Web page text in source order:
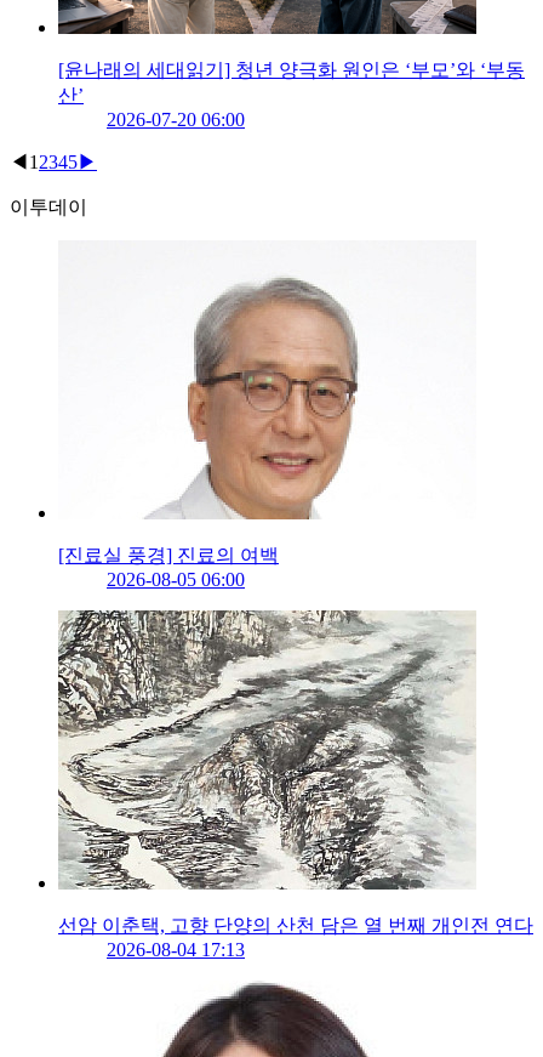
[윤나래의 세대읽기] 청년 양극화 원인은 ‘부모’와 ‘부동
산’
2026-07-20 06:00
◀ 1 2345▶
이투데이
[진료실 풍경] 진료의 여백
2026-08-05 06:00
선암 이춘택, 고향 단양의 산천 담은 열 번째 개인전 연다
2026-08-04 17:13